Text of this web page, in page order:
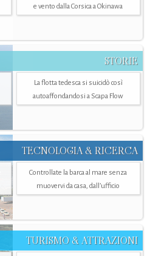
e vento dalla Corsica a Okinawa
STORIE
La flotta tedesca si suicidò così
autoaffondandosi a Scapa Flow
TECNOLOGIA & RICERCA
Controllate la barca al mare senza
muovervi da casa, dall’ufficio
TURISMO & ATTRAZIONI